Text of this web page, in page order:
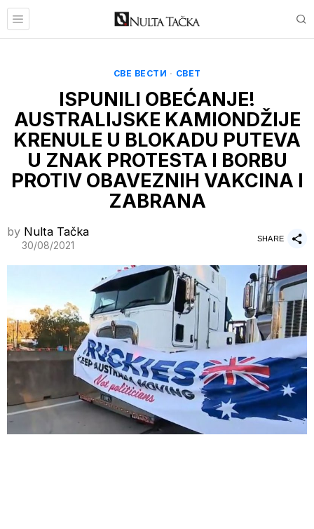
СВЕ ВЕСТИ · СВЕТ
ISPUNILI OBEĆANJE!
AUSTRALIJSKE KAMIONDŽIJE
KRENULE U BLOKADU PUTEVA
U ZNAK PROTESTA I BORBU
PROTIV OBAVEZNIH VAKCINA I
ZABRANA
by Nulta Tačka
30/08/2021
SHARE